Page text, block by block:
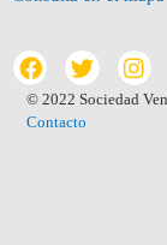
© 2022 Sociedad
Contacto